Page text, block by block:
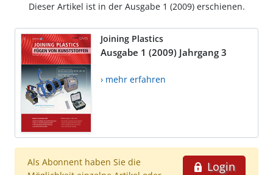
Dieser Artikel ist in der Ausgabe 1 (2009) erschienen.
Joining Plastics
Ausgabe 1 (2009) Jahrgang 3
› mehr erfahren
Login
Als Abonnent haben Sie die